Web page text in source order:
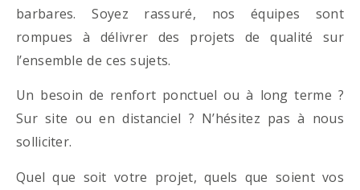
barbares. Soyez rassuré, nos équipes sont
rompues à délivrer des projets de qualité sur
l’ensemble de ces sujets.
Un besoin de renfort ponctuel ou à long terme ?
Sur site ou en distanciel ? N’hésitez pas à nous
solliciter.
Quel que soit votre projet, quels que soient vos